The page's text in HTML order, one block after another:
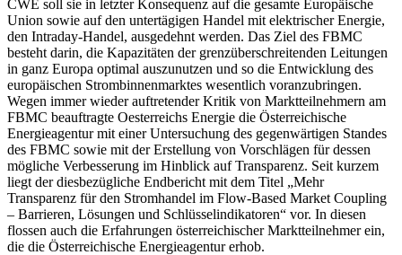
CWE soll sie in letzter Konsequenz auf die gesamte Europäische
Union sowie auf den untertägigen Handel mit elektrischer Energie,
den Intraday-Handel, ausgedehnt werden. Das Ziel des FBMC
besteht darin, die Kapazitäten der grenzüberschreitenden Leitungen
in ganz Europa optimal auszunutzen und so die Entwicklung des
europäischen Strombinnenmarktes wesentlich voranzubringen.
Wegen immer wieder auftretender Kritik von Marktteilnehmern am
FBMC beauftragte Oesterreichs Energie die Österreichische
Energieagentur mit einer Untersuchung des gegenwärtigen Standes
des FBMC sowie mit der Erstellung von Vorschlägen für dessen
mögliche Verbesserung im Hinblick auf Transparenz. Seit kurzem
liegt der diesbezügliche Endbericht mit dem Titel „Mehr
Transparenz für den Stromhandel im Flow-Based Market Coupling
– Barrieren, Lösungen und Schlüsselindikatoren“ vor. In diesen
flossen auch die Erfahrungen österreichischer Marktteilnehmer ein,
die die Österreichische Energieagentur erhob.